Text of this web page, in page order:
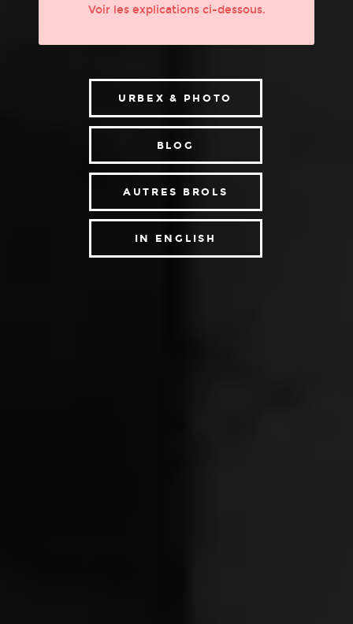
Voir les explications ci-dessous.
URBEX & PHOTO
BLOG
AUTRES BROLS
IN ENGLISH